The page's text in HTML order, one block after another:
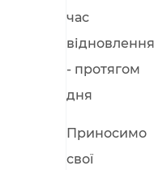
час
відновлення
- протягом
дня
Приносимо
свої